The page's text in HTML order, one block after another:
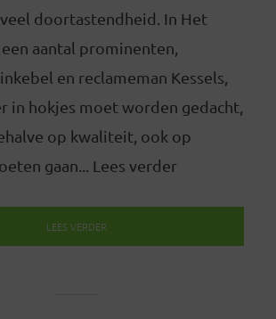
doortastendheid. In Het
aantal prominenten,
en reclameman Kessels,
in hokjes moet worden gedacht,
op kwaliteit, ook op
gaan... Lees verder
LEES VERDER